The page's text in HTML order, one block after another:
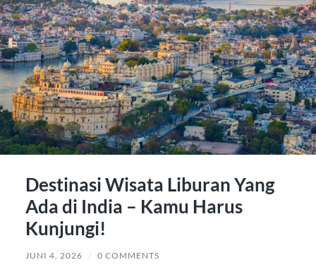
Destinasi Wisata Liburan Yang
Ada di India – Kamu Harus
Kunjungi!
JUNI 4, 2026 / 0 COMMENTS